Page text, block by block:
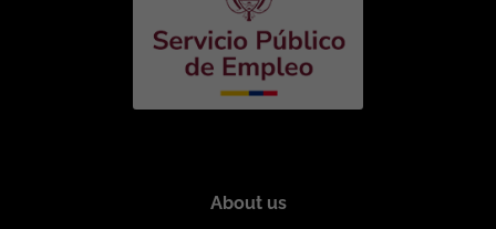
About us